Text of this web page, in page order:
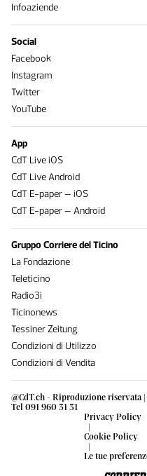
@CdT.ch - Riproduzione riservata
Tel 091 960 31 31
Privacy Policy
|
Cookie Policy
|
Le tue
Infoaziende
Social
Facebook
Instagram
Twitter
YouTube
App
CdT Live iOS
CdT Live Android
CdT E-paper – iOS
CdT E-paper – Android
Gruppo Corriere del Ticino
La Fondazione
Teleticino
Radio3i
Ticinonews
Tessiner Zeitung
Condizioni di Utilizzo
Condizioni di Vendita